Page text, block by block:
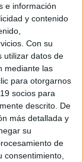
e información
y contenido
Con su
utilizar datos de
mediante las
para otorgarnos
socios para
descrito. De
más detallada y
su
de
2024
para
de
hemos